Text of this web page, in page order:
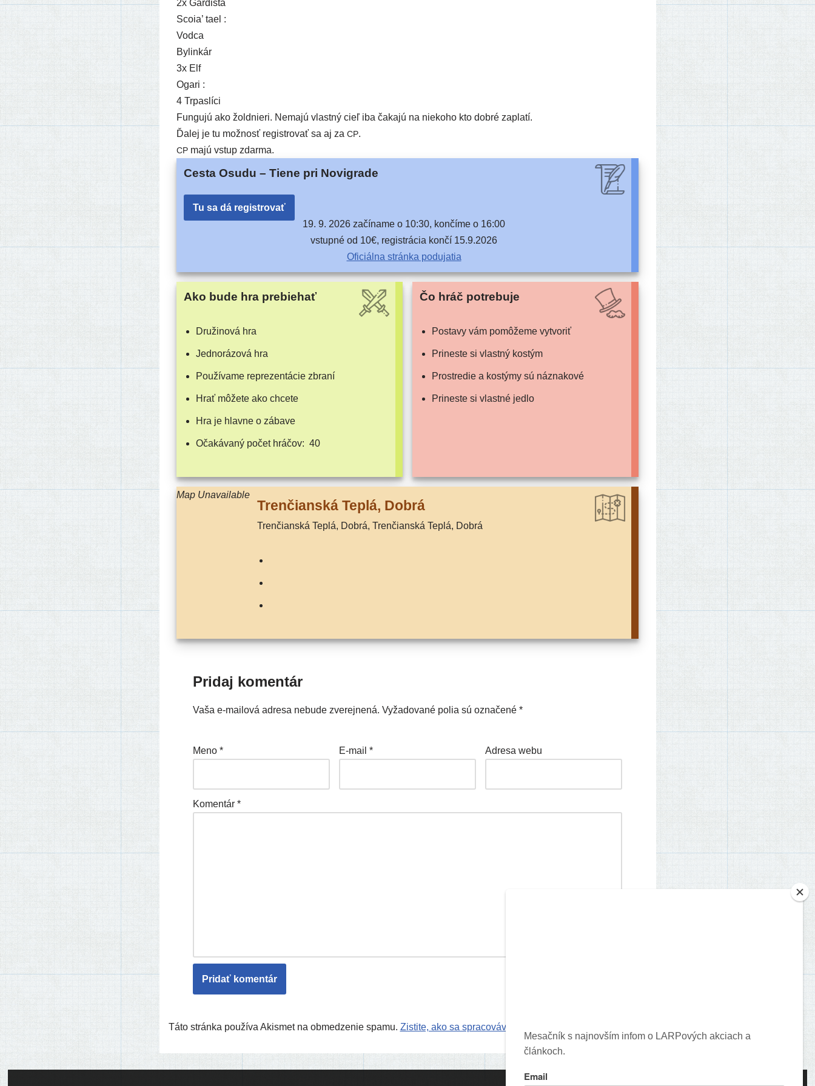
2x Gardista
Scoia’ tael :
Vodca
Bylinkár
3x Elf
Ogari :
4 Trpaslíci
Fungujú ako žold­nie­ri. Nemajú vlast­ný cieľ iba čaka­jú na nie­ko­ho kto dob­ré zaplatí.
Ďalej je tu mož­nosť regis­tro­vať sa aj za CP.
CPmajú vstup zdarma.
Cesta Osudu – Tiene pri Novigrade
Tu sa dá registrovať
19. 9. 2026 začí­na­me o 10:30, kon­čí­me o 16:00
vstup­né od 10€, regis­trá­cia kon­čí 15.9.2026
Oficiálna strán­ka podujatia
Ako bude hra prebiehať
Družinová hra
Jednorázová hra
Používame repre­zen­tá­cie zbraní
Hrať môže­te ako chcete
Hra je hlav­ne o zábave
Očakávaný počet hráčov: 40
Čo hráč potrebuje
Postavy vám pomô­že­me vytvoriť
Prineste si vlast­ný kostým
Prostredie a kos­tý­my sú náznakové
Prineste si vlast­né jedlo
Map Unavailable
Trenčianská Teplá, Dobrá
Trenčianská Teplá, Dobrá, Trenčianská Teplá, Dobrá
Pridaj komentár
Vaša e-mailová adresa nebude zverejnená. Vyžadované polia sú označené *
Meno * E-mail * Adresa webu
Komentár *
Táto stránka používa Akismet na obmedzenie spamu. Zistite, ako sa spracovávajú údaje o vašich komentároch.